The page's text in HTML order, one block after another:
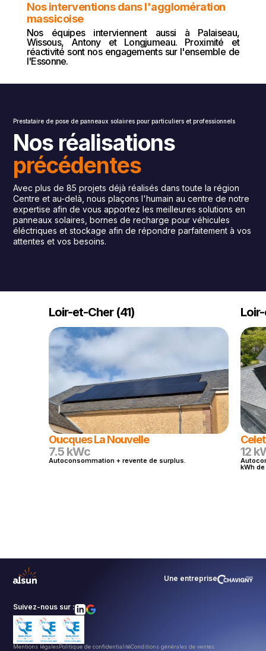
Nos interventions dans l'agglomération
massicoise
Nos équipes interviennent aussi à Palaiseau,
Wissous, Antony et Longjumeau. Proximité et
réactivité sont nos engagements sur l'ensemble de
l'Essonne.
Prestataire de pose de panneaux solaiıres pour particuliers et professionnels
Nos réalisations
précédentes
Avec plus de 85 projets déjà réalisés dans toute la région
Centre et au-delà, nous plaçons l'humain au centre de notre
expertise afin de vous apportez les meilleures solutions en
panneaux solaires, bornes de recharge pour véhicules
éléctriques et stockage afin de répondre parfaitement à vos
attentes et vos besoins.
Loir-et-Cher (41)
Oucques La Nouvelle
7.5 kWc
Autoconsommation + revente de surplus.
12
kWh
Une entreprise
Suivez-nous sur :
Mentions légalesPolitique de confidentialitéConditions générales de ventes